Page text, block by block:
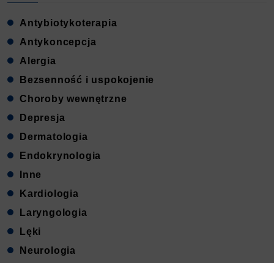
Antybiotykoterapia
Antykoncepcja
Alergia
Bezsenność i uspokojenie
Choroby wewnętrzne
Depresja
Dermatologia
Endokrynologia
Inne
Kardiologia
Laryngologia
Lęki
Neurologia